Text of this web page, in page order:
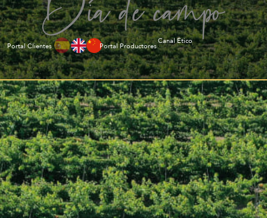
Portal Clientes Portal Productores
Canal Ético